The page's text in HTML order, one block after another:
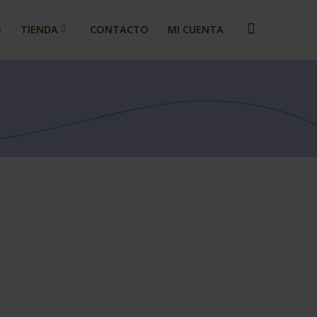
TIENDA CONTACTO MI CUENTA